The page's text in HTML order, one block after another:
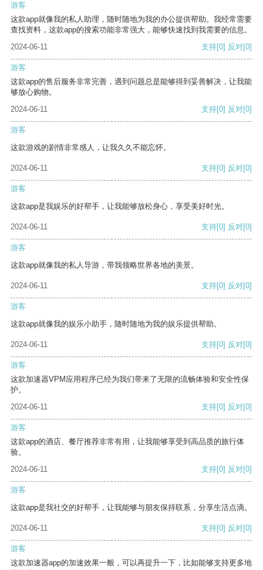
游客
这款app就像我的私人助理，随时随地为我的办公提供帮助。我经常需要
查找资料，这款app的搜索功能非常强大，能够快速找到我需要的信息。
2024-06-11
支持[0] 反对[0]
游客
这款app的售后服务非常完善，遇到问题总是能够得到妥善解决，让我能
够放心购物。
2024-06-11
支持[0] 反对[0]
游客
这款游戏的剧情非常感人，让我久久不能忘怀。
2024-06-11 支持[0] 反对[0]
游客
这款app是我娱乐的好帮手，让我能够放松身心，享受美好时光。
2024-06-11 支持[0] 反对[0]
游客
这款app就像我的私人导游，带我领略世界各地的美景。
2024-06-11 支持[0] 反对[0]
游客
这款app就像我的娱乐小助手，随时随地为我的娱乐提供帮助。
2024-06-11 支持[0] 反对[0]
游客
这款加速器VPM应用程序已经为我们带来了无限的流畅体验和安全性保
护。
2024-06-11
支持[0] 反对[0]
游客
这款app的酒店、餐厅推荐非常有用，让我能够享受到高品质的旅行体
验。
2024-06-11
支持[0] 反对[0]
游客
这款app是我社交的好帮手，让我能够与朋友保持联系，分享生活点滴。
2024-06-11 支持[0] 反对[0]
游客
这款加速器app的加速效果一般，可以再提升一下，比如能够支持更多地